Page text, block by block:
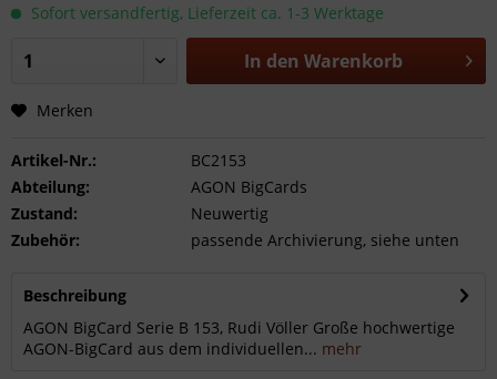
Sofort versandfertig, Lieferzeit ca. 1-3 Werktage
In den Warenkorb
Merken
Artikel-Nr.:
BC2153
Abteilung:
AGON BigCards
Zustand:
Neuwertig
Zubehör:
passende Archivierung, siehe unten
Beschreibung
AGON BigCard Serie B 153, Rudi Völler Große hochwertige
AGON-BigCard aus dem individuellen... mehr